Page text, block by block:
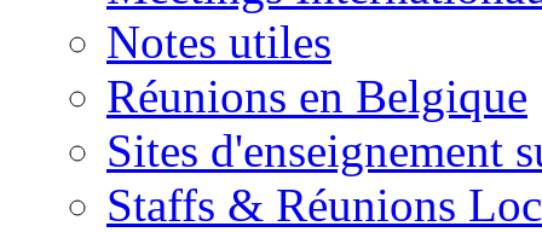
Notes utiles
Réunions en Belgique
Sites d'enseignement
Staffs & Réunions